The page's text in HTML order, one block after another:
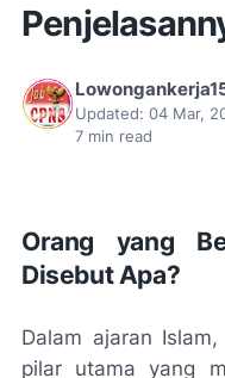
Updated: 04 Mar,
7 min read
Orang yang
Disebut Apa?
Dalam ajaran
pilar utama yang